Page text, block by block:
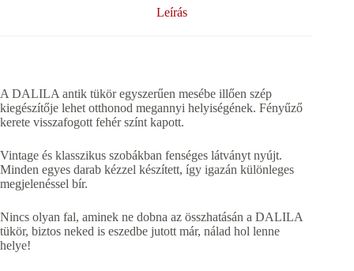
Leírás
A DALILA antik tükör egyszerűen mesébe illően szép
kiegészítője lehet otthonod megannyi helyiségének. Fényűző
kerete visszafogott fehér színt kapott.
Vintage és klasszikus szobákban fenséges látványt nyújt.
Minden egyes darab kézzel készített, így igazán különleges
megjelenéssel bír.
Nincs olyan fal, aminek ne dobna az összhatásán a DALILA
tükör, biztos neked is eszedbe jutott már, nálad hol lenne
helye!